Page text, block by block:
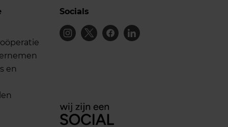
en
Socials